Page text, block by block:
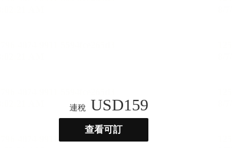
連稅 USD159
查看可訂